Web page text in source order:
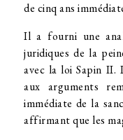
de cinq ans
Il a fourni une
juridiques de la
avec la loi Sapin II.
aux arguments
immédiate de la
affirmant que les